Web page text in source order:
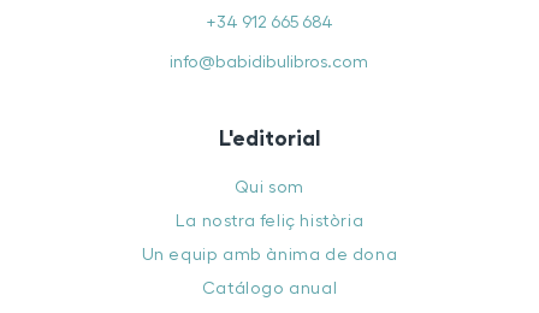
+34 912 665 684
info@babidibulibros.com
L'editorial
Qui som
La nostra feliç història
Un equip amb ànima de dona
Catálogo anual